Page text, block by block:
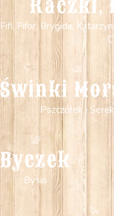
Kaczki,
Fifi, Fifor, Brygida,
Świnki
Pszczółek i Serek
Byczek
Bysio